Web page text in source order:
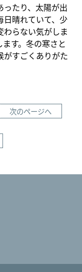
たり、太陽が出
日晴れていて、少
わらない気がしま
す。冬の寒さと
がすごくありがた
次のページへ